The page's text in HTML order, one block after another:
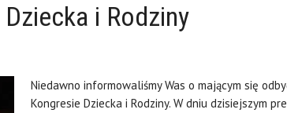
i Rodziny
Niedawno informowaliśmy Was o mającym się
Kongresie Dziecka i Rodziny. W dniu dzisiejszym